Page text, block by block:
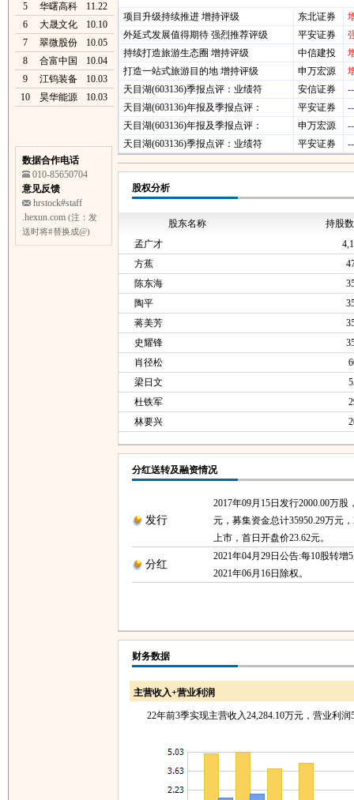
5
华曙高科
11.22
6
大晟文化
10.10
7
翠微股份
10.05
8
合富中国
10.04
9
江钨装备
10.03
10
昊华能源 10.03
数据合作电话
010-85650704
意见反馈
hrstock#staff
.hexun.com (注：发
送时将#替换成@)
项目升级持续推进 增持评级 东北证券
外延式发展值得期待 强烈推荐评级
平安证券
持续打造旅游生态圈 增持评级
中信建投
打造一站式旅游目的地 增持评级
申万宏源
天目湖(603136)季报点评：业绩符
安信证券
--
天目湖(603136)年报及季报点评：
平安证券
--
天目湖(603136)年报及季报点评：
申万宏源
--
天目湖(603136)季报点评：业绩符
平安证券 --
股权分析
股东名称
持股
孟广才
方蕉
陈东海
陶平
蒋美芳
史耀锋
肖径松
梁日文
杜铁军
林要兴
分红送转及融资情况
发行
2017年09月15日发行2000.00万股
元，募集资金总计35950.29万元
上市，首日开盘价23.62元。
分红
2021年04月29日公告:每10股转增
2021年06月16日除权。
财务数据
主营收入+营业利润
22年前3季实现主营收入24,284.10万元，营业利润